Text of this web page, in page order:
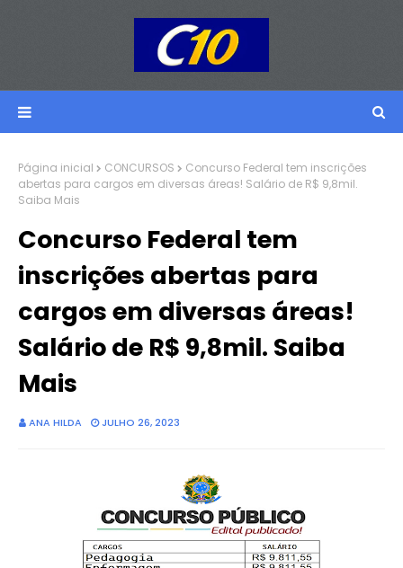
Página inicial CONCURSOS
Concurso Federal tem inscrições
abertas para cargos em diversas áreas! Salário de R$ 9,8mil.
Saiba Mais
Concurso Federal tem
inscrições abertas para
cargos em diversas áreas!
Salário de R$ 9,8mil. Saiba
Mais
ANA HILDA JULHO 26, 2023